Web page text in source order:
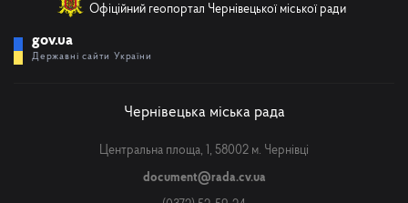
Офіційний геопортал Чернівецької міської ради
gov.ua
Державні сайти України
Чернівецька міська рада
Центральна площа, 1, 58002 м. Чернівці
document@rada.cv.ua